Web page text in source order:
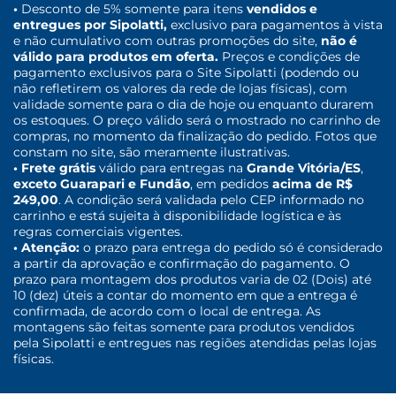
• Desconto de 5% somente para itens vendidos e
entregues por Sipolatti, exclusivo para pagamentos à vista
e não cumulativo com outras promoções do site, não é
válido para produtos em oferta. Preços e condições de
pagamento exclusivos para o Site Sipolatti (podendo ou
não refletirem os valores da rede de lojas físicas), com
validade somente para o dia de hoje ou enquanto durarem
os estoques. O preço válido será o mostrado no carrinho de
compras, no momento da finalização do pedido. Fotos que
constam no site, são meramente ilustrativas.
• Frete grátis válido para entregas na Grande Vitória/ES,
exceto Guarapari e Fundão, em pedidos acima de R$
249,00. A condição será validada pelo CEP informado no
carrinho e está sujeita à disponibilidade logística e às
regras comerciais vigentes.
• Atenção: o prazo para entrega do pedido só é considerado
a partir da aprovação e confirmação do pagamento. O
prazo para montagem dos produtos varia de 02 (Dois) até
10 (dez) úteis a contar do momento em que a entrega é
confirmada, de acordo com o local de entrega. As
montagens são feitas somente para produtos vendidos
pela Sipolatti e entregues nas regiões atendidas pelas lojas
físicas.